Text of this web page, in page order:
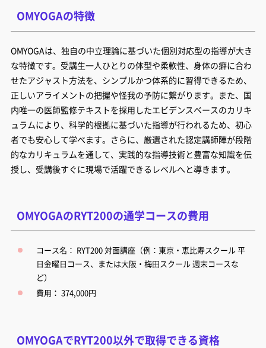
OMYOGAの特徴
OMYOGAは、独自の中立理論に基づいた個別対応型の指導が大き
な特徴です。受講生一人ひとりの体型や柔軟性、身体の癖に合わ
せたアジャスト方法を、シンプルかつ体系的に習得できるため、
正しいアライメントの把握や怪我の予防に繋がります。また、国
内唯一の医師監修テキストを採用したエビデンスベースのカリキ
ュラムにより、科学的根拠に基づいた指導が行われるため、初心
者でも安心して学べます。さらに、厳選された認定講師陣が段階
的なカリキュラムを通して、実践的な指導技術と豊富な知識を伝
授し、受講後すぐに現場で活躍できるレベルへと導きます。
OMYOGAのRYT200の通学コースの費用
コース名： RYT200 対面講座（例：東京・恵比寿スクール 平
日金曜日コース、または大阪・梅田スクール 週末コースな
ど）
費用： 374,000円
OMYOGAでRYT200以外で取得できる資格